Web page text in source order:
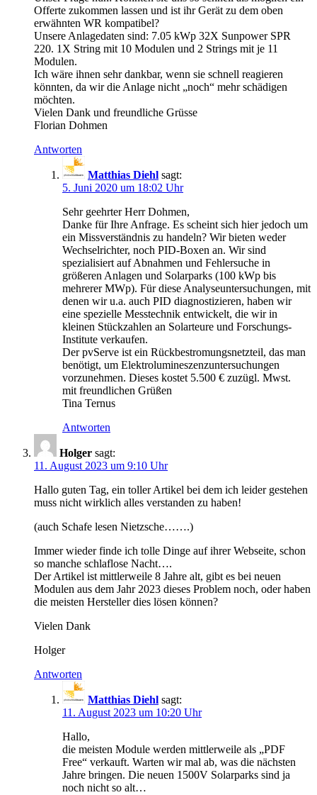
Offerte zukommen lassen und ist ihr Gerät zu dem oben
erwähnten WR kompatibel?
Unsere Anlagedaten sind: 7.05 kWp 32X Sunpower SPR
220. 1X String mit 10 Modulen und 2 Strings mit je 11
Modulen.
Ich wäre ihnen sehr dankbar, wenn sie schnell reagieren
könnten, da wir die Anlage nicht „noch“ mehr schädigen
möchten.
Vielen Dank und freundliche Grüsse
Florian Dohmen
Antworten
Matthias Diehl sagt:
5. Juni 2020 um 18:02 Uhr
Sehr geehrter Herr Dohmen,
Danke für Ihre Anfrage. Es scheint sich hier jedoch um
ein Missverständnis zu handeln? Wir bieten weder
Wechselrichter, noch PID-Boxen an. Wir sind
spezialisiert auf Abnahmen und Fehlersuche in
größeren Anlagen und Solarparks (100 kWp bis
mehrerer MWp). Für diese Analyseuntersuchungen, mit
denen wir u.a. auch PID diagnostizieren, haben wir
eine spezielle Messtechnik entwickelt, die wir in
kleinen Stückzahlen an Solarteure und Forschungs-
Institute verkaufen.
Der pvServe ist ein Rückbestromungsnetzteil, das man
benötigt, um Elektrolumineszenzuntersuchungen
vorzunehmen. Dieses kostet 5.500 € zuzügl. Mwst.
mit freundlichen Grüßen
Tina Ternus
Antworten
Holger sagt:
11. August 2023 um 9:10 Uhr
Hallo guten Tag, ein toller Artikel bei dem ich leider gestehen
muss nicht wirklich alles verstanden zu haben!
(auch Schafe lesen Nietzsche…….)
Immer wieder finde ich tolle Dinge auf ihrer Webseite, schon
so manche schlaflose Nacht….
Der Artikel ist mittlerweile 8 Jahre alt, gibt es bei neuen
Modulen aus dem Jahr 2023 dieses Problem noch, oder haben
die meisten Hersteller dies lösen können?
Vielen Dank
Holger
Antworten
Matthias Diehl sagt:
11. August 2023 um 10:20 Uhr
Hallo,
die meisten Module werden mittlerweile als „PDF
Free“ verkauft. Warten wir mal ab, was die nächsten
Jahre bringen. Die neuen 1500V Solarparks sind ja
noch nicht so alt…